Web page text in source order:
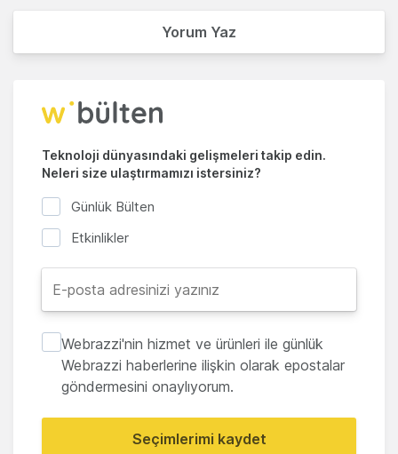
Yorum Yaz
Teknoloji dünyasındaki gelişmeleri takip edin.
Neleri size ulaştırmamızı istersiniz?
Günlük Bülten
Etkinlikler
Webrazzi'nin hizmet ve ürünleri ile günlük
Webrazzi haberlerine ilişkin olarak epostalar
göndermesini onaylıyorum.
Seçimlerimi kaydet